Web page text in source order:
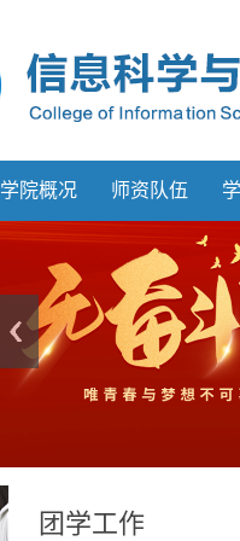
学院概况 师资队伍
团学工作